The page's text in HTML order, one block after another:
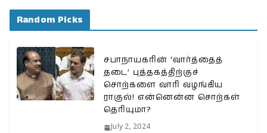
Random Picks
சபாநாயகரின் ‘வார்த்தைத்
தடை’ புத்தகத்திற்குச்
சொற்களை வாரி வழங்கிய
ராகுல்! என்னென்ன சொற்கள்
தெரியுமா?
July 2, 2024